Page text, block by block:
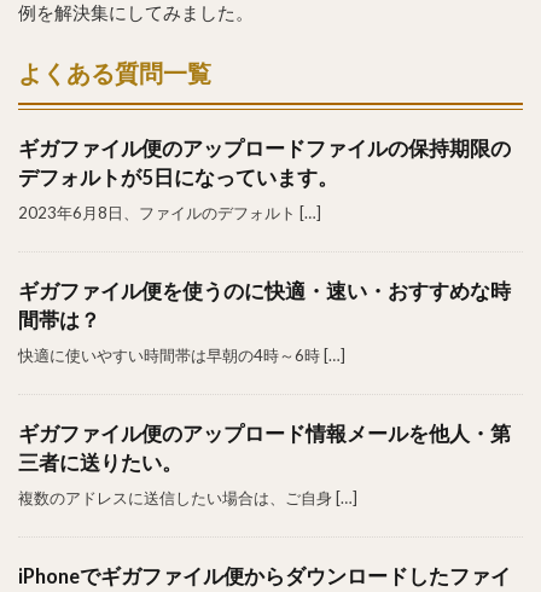
例を解決集にしてみました。
よくある質問一覧
ギガファイル便のアップロードファイルの保持期限の
デフォルトが5日になっています。
2023年6月8日、ファイルのデフォルト […]
ギガファイル便を使うのに快適・速い・おすすめな時
間帯は？
快適に使いやすい時間帯は早朝の4時～6時 […]
ギガファイル便のアップロード情報メールを他人・第
三者に送りたい。
複数のアドレスに送信したい場合は、ご自身 […]
iPhoneでギガファイル便からダウンロードしたファイ